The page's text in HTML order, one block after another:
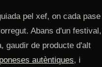
pel xef, on cada pase
Abans d'un festival,
gaudir de producte d'alt
autèntiques, i